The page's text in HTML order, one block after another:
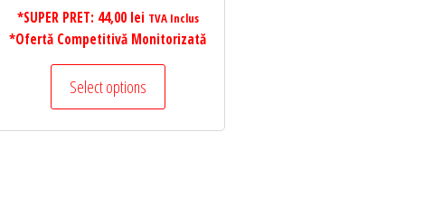
*SUPER PRET: 44,00 lei TVA Inclus
*Ofertă Competitivă Monitorizată
Select options